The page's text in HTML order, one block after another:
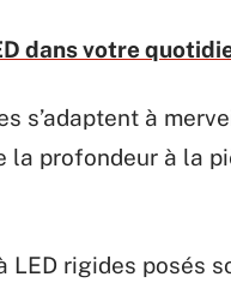
dans votre
s’adaptent à
la profondeur à la
LED rigides posés